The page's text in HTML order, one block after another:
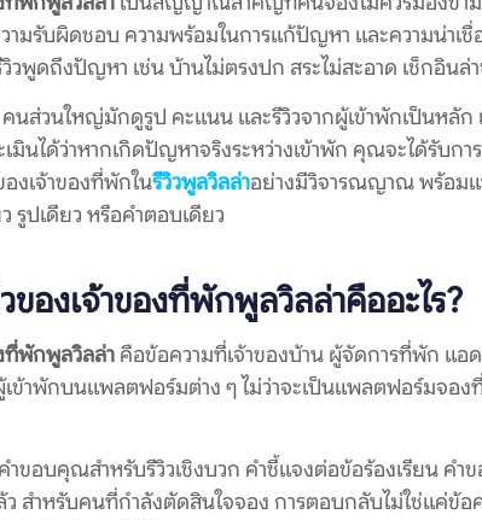
มรับผิดชอบ ความพร้อมในการแก้ปัญหา และความน่าเ
วพูดถึงปัญหา เช่น บ้านไม่ตรงปก สระไม่สะอาด เช็กอินล่
นส่วนใหญ่มักดูรูป คะแนน และรีวิวจากผู้เข้าพักเป็นหลัก
เมินได้ว่าหากเกิดปัญหาจริงระหว่างเข้าพัก คุณจะได้รับก
งเจ้าของที่พักในรีวิวพูลวิลล่าอย่างมีวิจารณญาณ พร้อม
รูปเดียว หรือคำตอบเดียว
องเจ้าของที่พักพูลวิลล่าคืออะไร?
ที่พักพูลวิลล่าคือข้อความที่เจ้าของบ้าน ผู้จัดการที่พัก แอ
ข้าพักบนแพลตฟอร์มต่าง ๆ ไม่ว่าจะเป็นแพลตฟอร์มจอ
ำขอบคุณสำหรับรีวิวเชิงบวก คำชี้แจงต่อข้อร้องเรียน คำ
ว สำหรับคนที่กำลังตัดสินใจจอง การตอบกลับไม่ใช่แค่ข้อ